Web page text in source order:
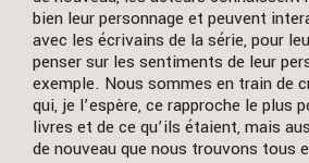
bien leur personnage et peuvent
avec les écrivains de la série, pour
penser sur les sentiments de leur
exemple. Nous sommes en train de
qui, je l’espère, ce rapproche le plus
livres et de ce qu’ils étaient, mais
de nouveau que nous trouvons tous